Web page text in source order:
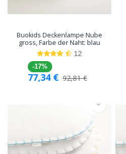
Buokids Deckenlampe Nube
gross, Farbe der Naht: blau
12
-17%
77,34 € 92,81€